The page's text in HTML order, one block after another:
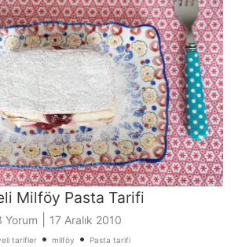
Milföy Pasta Tarifi
Yorum 17 Aralık 2010
tarifler• milföy • Pasta tarifi